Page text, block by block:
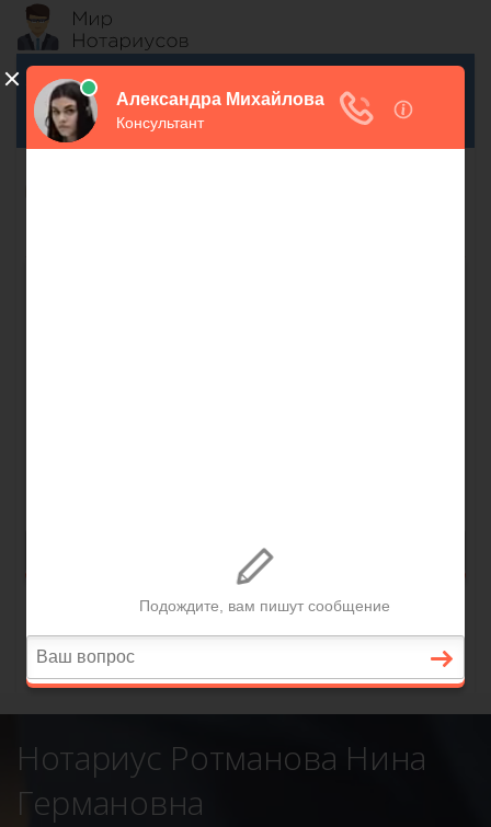
Нотариус Ротманова Нина
Германовна